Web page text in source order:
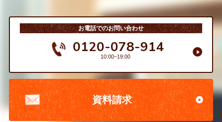
お電話でのお問い合わせ
0120-078-914
10:00~19:00
資料請求